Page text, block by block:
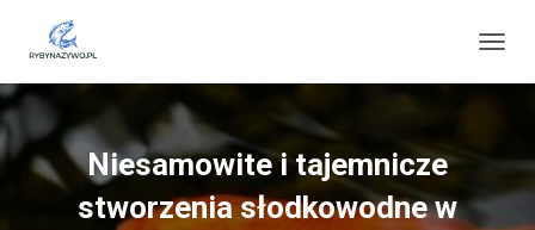
R
C
Niesamowite i tajemnicze
stworzenia słodkowodne w